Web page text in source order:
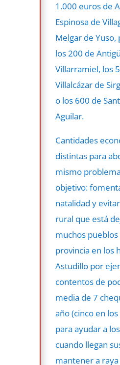
1.000 euros de
Espinosa de
Melgar de Yuso,
los 200 de
Villarramiel, los
Villalcázar de
o los 600 de
Aguilar.
Cantidades
distintas para
mismo
objetivo:
natalidad y
rural que está
muchos pueblos
provincia en los
Astudillo por
contentos de
media de 7
año (cinco en
para ayudar a
cuando llegan
mantener a